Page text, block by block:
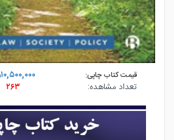
قیمت کتاب چاپی:
۱۰,۵۰۰,۰۰۰ريال
تعداد مشاهده:
۲۶۳